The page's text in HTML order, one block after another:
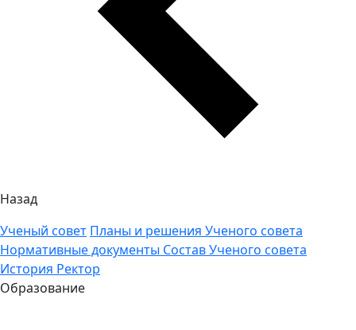
Назад
Ученый совет Планы и решения Ученого совета
Нормативные документы Состав Ученого совета
История Ректор
Образование